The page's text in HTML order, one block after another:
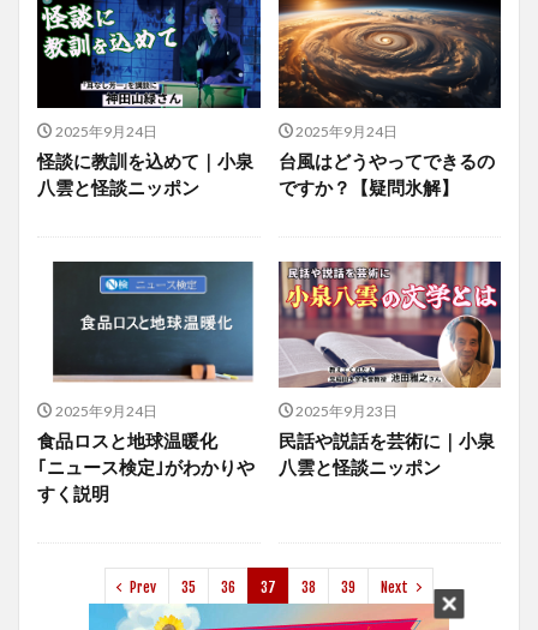
2025年9月24日
怪談に教訓を込めて｜小泉
八雲と怪談ニッポン
2025年9月24日
台風はどうやってできるの
ですか？【疑問氷解】
2025年9月24日
食品ロスと地球温暖化
｢ニュース検定｣がわかりや
すく説明
2025年9月23日
民話や説話を芸術に｜小泉
八雲と怪談ニッポン
Prev 35 36 37 38 39 Next